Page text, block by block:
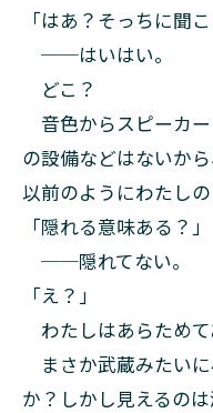
「はあ？そっちに聞
──はいはい。
どこ？
音色からスピーカ
の設備などはないか
以前のようにわたし
「隠れる意味ある？」
──隠れてない。
「え？」
わたしはあらためて
まさか武蔵みたい
か？しかし見えるの